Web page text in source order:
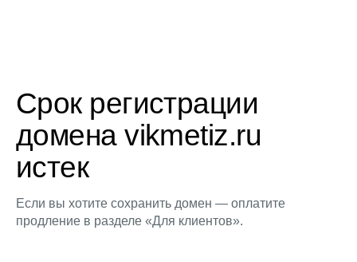
Срок регистрации
домена vikmetiz.ru
истек
Если вы хотите сохранить домен — оплатите
продление в разделе «Для клиентов».